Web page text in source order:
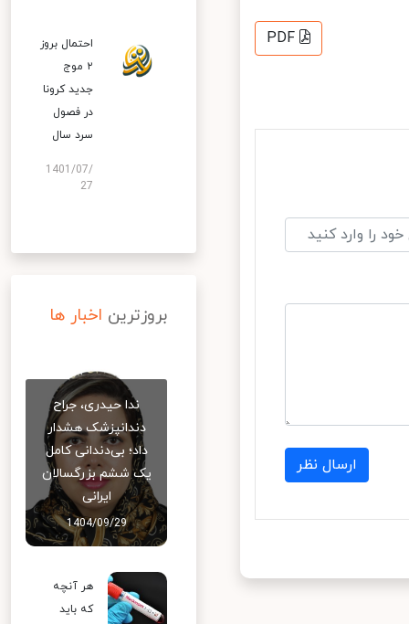
PDF
ارسال نظر
احتمال بروز
۲ موج
جدید کرونا
در فصول
سرد سال
1401/07/
27
بروزترین اخبار ها
ندا حیدری، جراح
دندانپزشک هشدار
داد؛ بی‌دندانی کامل
یک ششم بزرگسالان
ایرانی
1404/09/29
هر آنچه
که باید